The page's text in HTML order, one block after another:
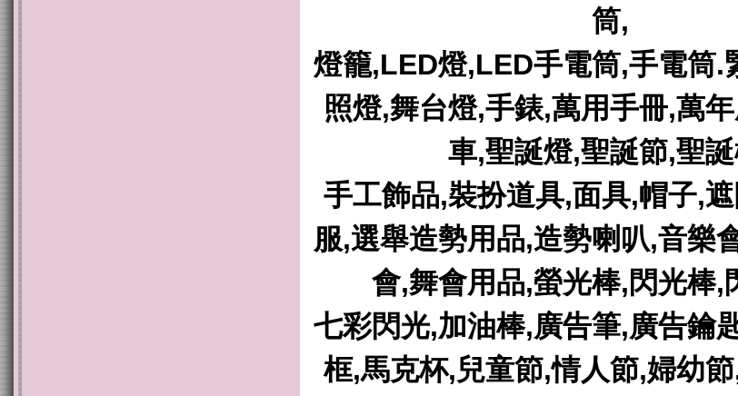
筒,
燈籠,LED燈,LED手電筒,手電筒.
照燈,舞台燈,手錶,萬用手冊,萬
車,聖誕燈,聖誕節,聖
手工飾品,裝扮道具,面具,帽子,
服,選舉造勢用品,造勢喇叭,音樂
會,舞會用品,螢光棒,閃光棒,
七彩閃光,加油棒,廣告筆,廣告鑰
框,馬克杯,兒童節,情人節,婦幼